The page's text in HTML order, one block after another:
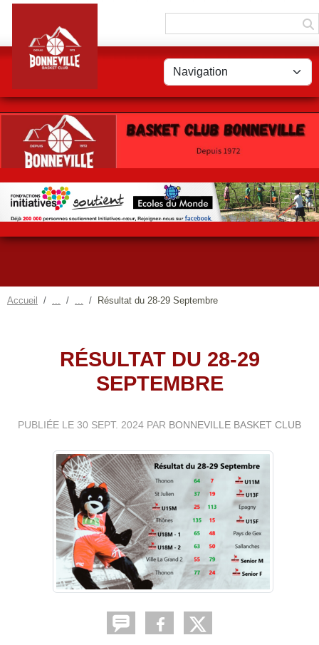
Accueil Résultat du 28-29 Septembre
RÉSULTAT DU 28-29
SEPTEMBRE
PUBLIÉE LE 30 SEPT. 2024 PAR BONNEVILLE BASKET CLUB